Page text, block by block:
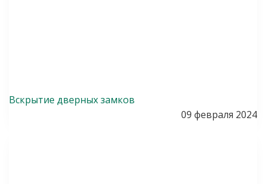
Вскрытие дверных замков
09 февраля 2024